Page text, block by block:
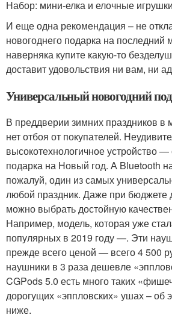
Набор: мини-елка и елочные игрушки
И еще одна рекомендация – не
новогоднего подарка на
наверняка купите какую-то
доставит удовольствия ни вам, ни
Универсальный новогодний
В преддверии зимних праздников в
нет отбоя от покупателей.
высокотехнологичное устройство
подарка на Новый год. А Bluetooth
пожалуй, один из самых
любой праздник. Даже при бюджете
можно выбрать достойную
Например, модель, которая уже
популярных в 2019 году —. Эти
прежде всего ценой — всего 4 500
наушники в 3 раза дешевле
CGPods 5.0 есть много таких
дорогущих «эппловских» ушах – об
ниже.